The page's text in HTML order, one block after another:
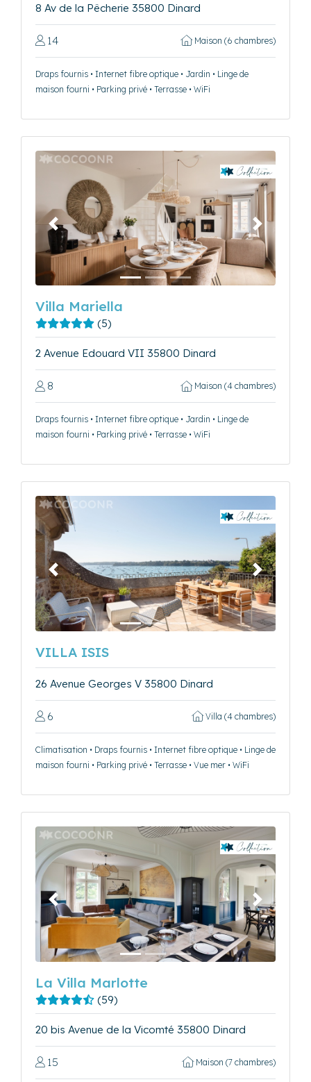
8 Av de la Pêcherie 35800 Dinard
14 Maison (6 chambres)
Draps fournis • Internet fibre optique • Jardin • Linge de
maison fourni • Parking privé • Terrasse • WiFi
Précédent Suivant
Villa Mariella
(5)
2 Avenue Edouard VII 35800 Dinard
8 Maison (4 chambres)
Draps fournis • Internet fibre optique • Jardin • Linge de
maison fourni • Parking privé • Terrasse • WiFi
Précédent Suivant
VILLA ISIS
26 Avenue Georges V 35800 Dinard
6 Villa (4 chambres)
Climatisation • Draps fournis • Internet fibre optique • Linge de
maison fourni • Parking privé • Terrasse • Vue mer • WiFi
Précédent Suivant
La Villa Marlotte
(59)
20 bis Avenue de la Vicomté 35800 Dinard
15 Maison (7 chambres)